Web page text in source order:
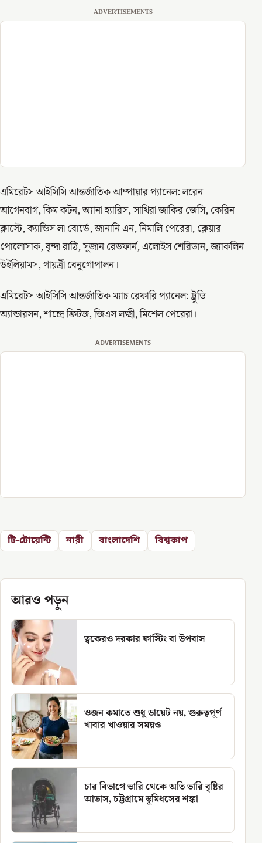
ADVERTISEMENTS
এমিরেটস আইসিসি আন্তর্জাতিক আম্পায়ার প্যানেল: লরেন
আগেনবাগ, কিম কটন, অ্যানা হ্যারিস, সাথিরা জাকির জেসি, কেরিন
ক্লাস্টে, ক্যান্ডিস লা বোর্ডে, জানানি এন, নিমালি পেরেরা, ক্লেয়ার
পোলোসাক, বৃন্দা রাঠি, সুজান রেডফার্ন, এলোইস শেরিডান, জ্যাকলিন
উইলিয়ামস, গায়ত্রী বেনুগোপালন।
এমিরেটস আইসিসি আন্তর্জাতিক ম্যাচ রেফারি প্যানেল: ট্রুডি
অ্যান্ডারসন, শান্দ্রে ফ্রিটজ, জিএস লক্ষ্মী, মিশেল পেরেরা।
ADVERTISEMENTS
টি-টোয়েন্টি নারী বাংলাদেশি বিশ্বকাপ
আরও পড়ুন
ত্বকেরও দরকার ফাস্টিং বা উপবাস
ওজন কমাতে শুধু ডায়েট নয়, গুরুত্বপূর্ণ
খাবার খাওয়ার সময়ও
চার বিভাগে ভারি থেকে অতি ভারি বৃষ্টির
আভাস, চট্টগ্রামে ভূমিধসের শঙ্কা